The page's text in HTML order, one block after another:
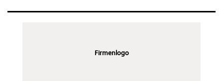
Firmenlogo